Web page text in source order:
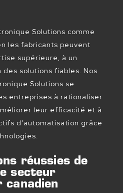
Solutions comme
les fabricants peuvent
supérieure, à un
solutions fiables. Nos
Solutions se
entreprises à rationaliser
leur efficacité et à
d'automatisation grâce
réussies de
secteur
canadien